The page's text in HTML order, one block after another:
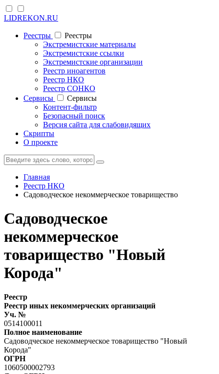
LIDREKON.RU
Реестры
Реестры
Экстремистские материалы
Экстремистские ссылки
Экстремистские организации
Реестр иноагентов
Реестр НКО
Реестр СОНКО
Cервисы
Cервисы
Контент-фильтр
Безопасный поиск
Версия сайта для слабовидящих
Скрипты
О проекте
Главная
Реестр НКО
Садоводческое некоммерческое товарищество
Садоводческое
некоммерческое
товарищество "Новый
Корода"
Реестр
Реестр иных некоммерческих организаций
Уч. №
0514100011
Полное наименование
Садоводческое некоммерческое товарищество "Новый
Корода"
ОГРН
1060500002793